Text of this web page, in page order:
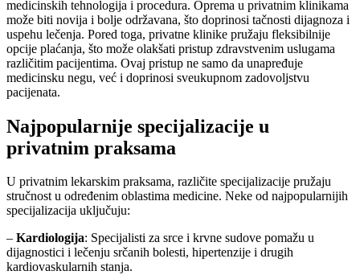
medicinskih tehnologija i procedura. Oprema u privatnim klinikama
može biti novija i bolje održavana, što doprinosi tačnosti dijagnoza i
uspehu lečenja. Pored toga, privatne klinike pružaju fleksibilnije
opcije plaćanja, što može olakšati pristup zdravstvenim uslugama
različitim pacijentima. Ovaj pristup ne samo da unapređuje
medicinsku negu, već i doprinosi sveukupnom zadovoljstvu
pacijenata.
Najpopularnije specijalizacije u
privatnim praksama
U privatnim lekarskim praksama, različite specijalizacije pružaju
stručnost u određenim oblastima medicine. Neke od najpopularnijih
specijalizacija uključuju:
– Kardiologija: Specijalisti za srce i krvne sudove pomažu u
dijagnostici i lečenju srčanih bolesti, hipertenzije i drugih
kardiovaskularnih stanja.